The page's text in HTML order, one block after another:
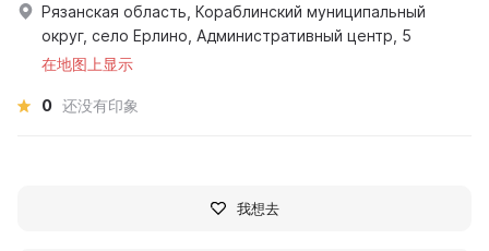
Рязанская область, Кораблинский муниципальный
округ, село Ерлино, Административный центр, 5
在地图上显示
0 还没有印象
我想去